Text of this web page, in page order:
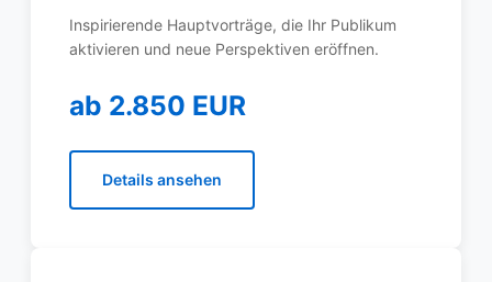
Inspirierende Hauptvorträge, die Ihr Publikum
aktivieren und neue Perspektiven eröffnen.
ab 2.850 EUR
Details ansehen